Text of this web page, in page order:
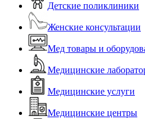
Детские поликлиники
Женские консультации
Мед товары и
Медицинские
Медицинские услуги
Медицинские центры